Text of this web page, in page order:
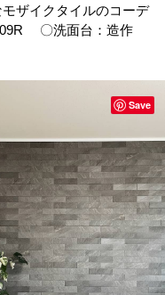
ザイクタイルのコーデ
〇洗面台：造作
Save